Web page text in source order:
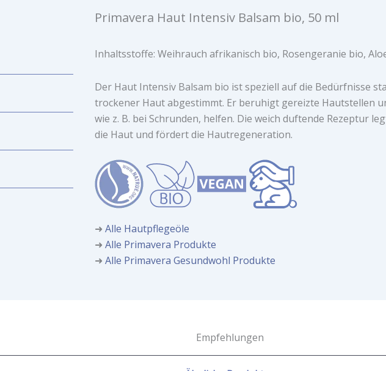
Primavera Haut Intensiv Balsam bio, 50 ml
Inhaltsstoffe: Weihrauch afrikanisch bio, Rosengeranie bio,
Der Haut Intensiv Balsam bio ist speziell auf die Bedürfnisse
trockener Haut abgestimmt. Er beruhigt gereizte Hautstellen
wie z. B. bei Schrunden, helfen. Die weich duftende Rezeptur
die Haut und fördert die Hautregeneration.
➜Alle Hautpflegeöle
➜Alle Primavera Produkte
➜Alle Primavera Gesundwohl Produkte
Empfehlungen